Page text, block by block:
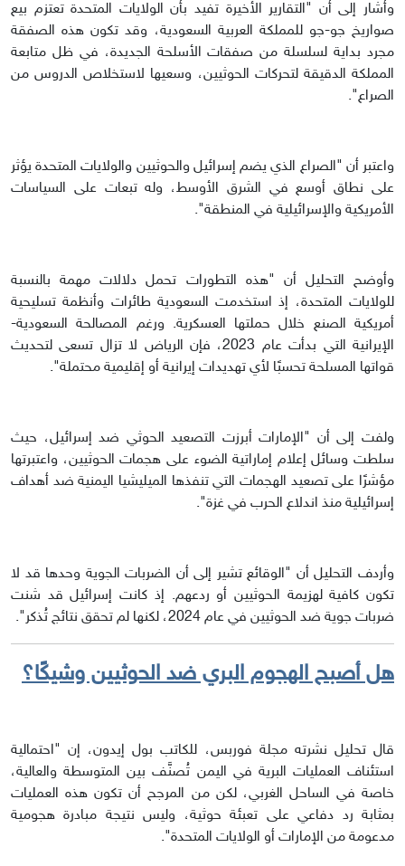
وأشار إلى أن "التقارير الأخيرة تفيد بأن الولايات المتحدة تعتزم بيع
صواريخ جو-جو للمملكة العربية السعودية، وقد تكون هذه الصفقة
مجرد بداية لسلسلة من صفقات الأسلحة الجديدة، في ظل متابعة
المملكة الدقيقة لتحركات الحوثيين، وسعيها لاستخلاص الدروس من
الصراع".
واعتبر أن "الصراع الذي يضم إسرائيل والحوثيين والولايات المتحدة يؤثر
على نطاق أوسع في الشرق الأوسط، وله تبعات على السياسات
الأمريكية والإسرائيلية في المنطقة".
وأوضح التحليل أن "هذه التطورات تحمل دلالات مهمة بالنسبة
للولايات المتحدة، إذ استخدمت السعودية طائرات وأنظمة تسليحية
أمريكية الصنع خلال حملتها العسكرية. ورغم المصالحة السعودية-
الإيرانية التي بدأت عام 2023، فإن الرياض لا تزال تسعى لتحديث
قواتها المسلحة تحسبًا لأي تهديدات إيرانية أو إقليمية محتملة".
ولفت إلى أن "الإمارات أبرزت التصعيد الحوثي ضد إسرائيل، حيث
سلطت وسائل إعلام إماراتية الضوء على هجمات الحوثيين، واعتبرتها
مؤشرًا على تصعيد الهجمات التي تنفذها الميليشيا اليمنية ضد أهداف
إسرائيلية منذ اندلاع الحرب في غزة".
وأردف التحليل أن "الوقائع تشير إلى أن الضربات الجوية وحدها قد لا
تكون كافية لهزيمة الحوثيين أو ردعهم. إذ كانت إسرائيل قد شنت
ضربات جوية ضد الحوثيين في عام 2024، لكنها لم تحقق نتائج تُذكر".
هل أصبح الهجوم البري ضد الحوثيين وشيكًا؟
قال تحليل نشرته مجلة فوربس، للكاتب بول إيدون، إن "احتمالية
استئناف العمليات البرية في اليمن تُصنَّف بين المتوسطة والعالية،
خاصة في الساحل الغربي، لكن من المرجح أن تكون هذه العمليات
بمثابة رد دفاعي على تعبئة حوثية، وليس نتيجة مبادرة هجومية
مدعومة من الإمارات أو الولايات المتحدة".